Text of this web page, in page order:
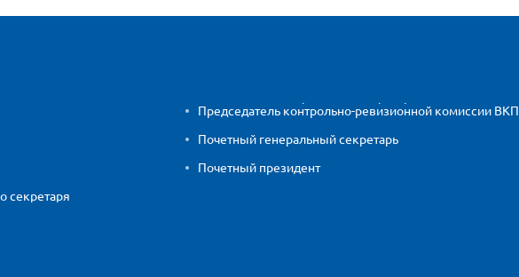
секретаря
Председатель контрольно-ревизионной комиссии ВКП
Почетный генеральный секретарь
Почетный президент